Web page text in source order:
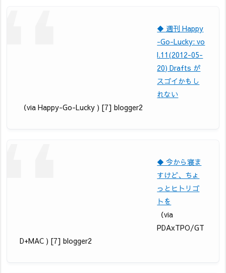
◆ 週刊 Happy
-Go-Lucky: vo
l.11(2012-05-
20) Drafts が
スゴイかもし
れない
（via Happy-Go-Lucky ) [7] blogger2
◆ 今から寝ま
すけど、ちょ
っとヒトリゴ
トを
（via
PDAxTPO/GT
D+MAC ) [7] blogger2